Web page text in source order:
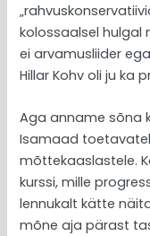
kolossaalsel
ei arvamusliider
Hillar Kohv oli ju ka
Aga anname sõna
Isamaad
mõttekaaslastele.
kurssi, mille
lennukalt kätte
mõne aja pärast